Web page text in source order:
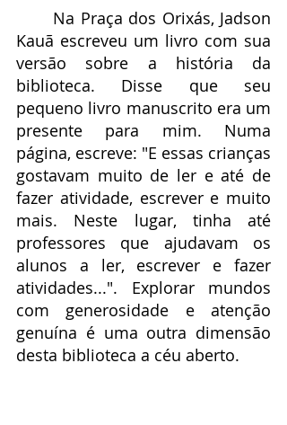
Kauã escreveu um livro com sua
versão sobre a história da
biblioteca. Disse que seu
pequeno livro manuscrito era um
presente para mim. Numa
página, escreve: "E essas crianças
gostavam muito de ler e até de
fazer atividade, escrever e muito
mais. Neste lugar, tinha até
professores que ajudavam os
alunos a ler, escrever e fazer
atividades...". Explorar mundos
com generosidade e atenção
genuína é uma outra dimensão
desta biblioteca a céu aberto.